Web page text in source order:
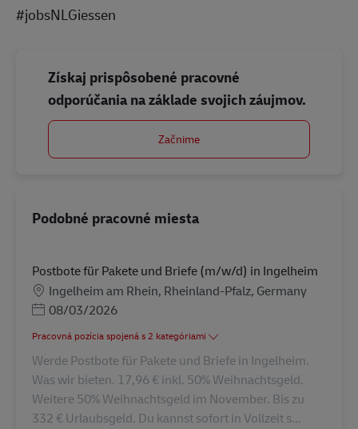
#jobsNLGiessen
Získaj prispôsobené pracovné
odporúčania na základe svojich záujmov.
Začnime
Podobné pracovné miesta
Postbote für Pakete und Briefe (m/w/d) in Ingelheim
MiestoIngelheim am Rhein, Rheinland-Pfalz, Germany
Posted Date
08/03/2026
Pracovná pozícia spojená s 2 kategóriami
Werde Postbote für Pakete und Briefe in Ingelheim.
Was wir bieten. 17,96 € inkl. 50% Weihnachtsgeld.
Weitere 50% Weihnachtsgeld im November. Bis zu
332 € Urlaubsgeld. Du kannst sofort in Vollzeit s...